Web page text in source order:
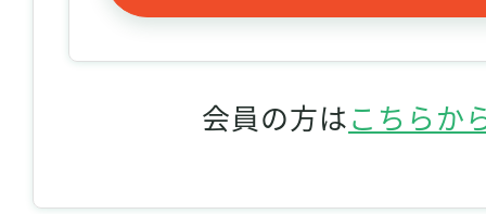
会員の方はこちらか